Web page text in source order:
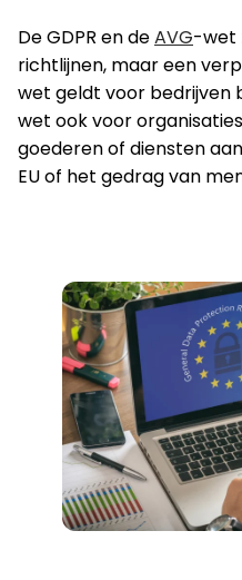
De GDPR en deAVG-wet
richtlijnen, maar een
wet geldt voor bedrijven
wet ook voor
goederen of diensten
EU of het gedrag van